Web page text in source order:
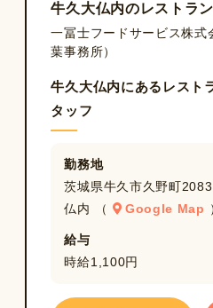
牛久大仏内のレストラ
一冨士フードサービス株
葉事務所）
牛久大仏内にあるレスト
タッフ
勤務地
茨城県牛久市久野町
仏内 （
Google Map
給与
時給1,100円